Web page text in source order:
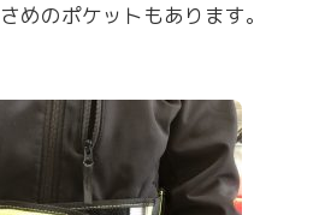
めのポケットもあります。